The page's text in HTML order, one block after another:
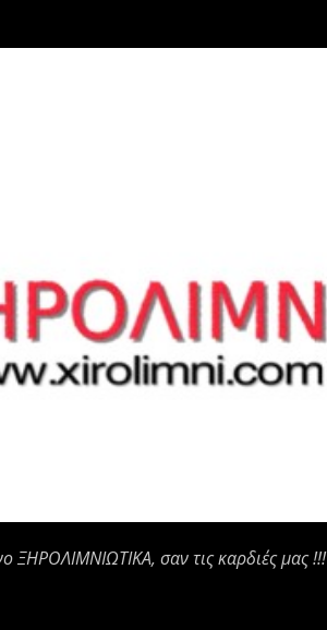
ΞΗΡΟΛΙΜΝΙΩΤΙΚΑ, σαν τις καρδιές μας !!!